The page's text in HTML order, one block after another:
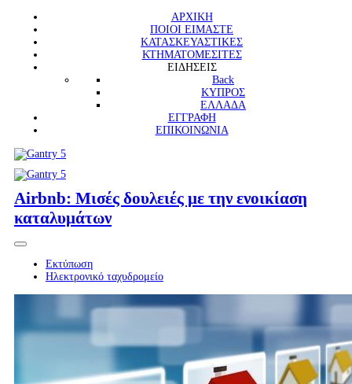
ΑΡΧΙΚΗ
ΠΟΙΟΙ ΕΙΜΑΣΤΕ
ΚΑΤΑΣΚΕΥΑΣΤΙΚΕΣ
ΚΤΗΜΑΤΟΜΕΣΙΤΕΣ
ΕΙΔΗΣΕΙΣ
Back
ΚΥΠΡΟΣ
ΕΛΛΑΔΑ
ΕΓΓΡΑΦΗ
ΕΠΙΚΟΙΝΩΝΙΑ
Airbnb: Μισές δουλειές με την ενοικίαση
καταλυμάτων
Εκτύπωση
Ηλεκτρονικό ταχυδρομείο